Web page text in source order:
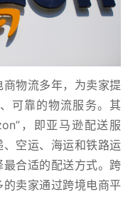
物流多年，为卖家提
可靠的物流服务。其
，即亚马逊配送服
空运、海运和铁路运
合适的配送方式。跨
卖家通过跨境电商平